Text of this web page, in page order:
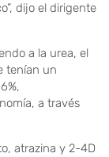
dijo el dirigente
a la urea, el
tenían un
a través
atrazina y 2-4D